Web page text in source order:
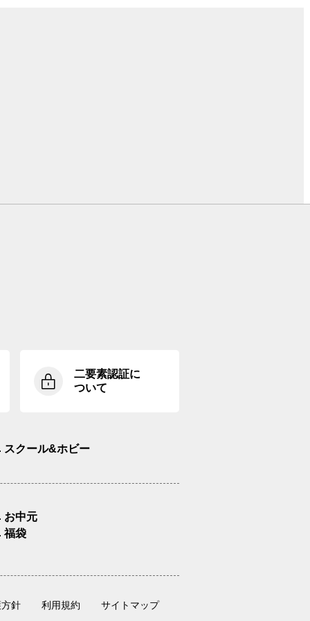
二要素認証に
ついて
スクール&ホビー
お中元
福袋
針 利用規約 サイトマップ